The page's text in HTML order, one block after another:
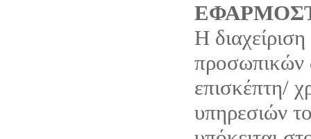
Η
προσωπικών
επισκέπτη/
υπηρεσιών